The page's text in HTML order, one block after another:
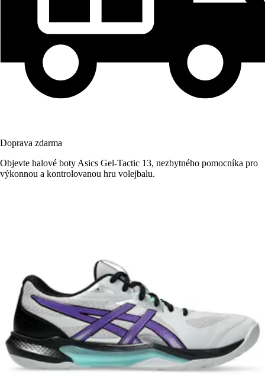
Doprava zdarma
Objevte halové boty Asics Gel-Tactic 13, nezbytného pomocníka pro
výkonnou a kontrolovanou hru volejbalu.